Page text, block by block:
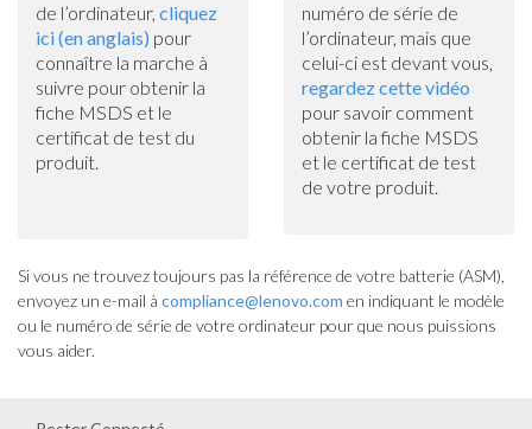
de l’ordinateur, cliquez
ici (en anglais) pour
connaître la marche à
suivre pour obtenir la
fiche MSDS et le
certificat de test du
produit.
numéro de série de
l’ordinateur, mais que
celui-ci est devant vous,
regardez cette vidéo
pour savoir comment
obtenir la fiche MSDS
et le certificat de test
de votre produit.
Si vous ne trouvez toujours pas la référence de votre batterie (ASM),
envoyez un e-mail à compliance@lenovo.com en indiquant le modèle
ou le numéro de série de votre ordinateur pour que nous puissions
vous aider.